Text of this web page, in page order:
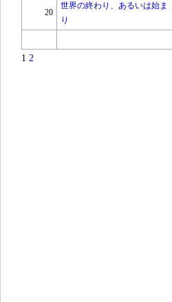
20
世界の終わり、あるいは始ま
り
1 2